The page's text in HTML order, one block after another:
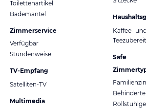
Toilettenartikel
Bademantel
Zimmerservice
Verfügbar
Stundenweise
TV-Empfang
Satelliten-TV
Multimedia
Kaffee- und
Safe